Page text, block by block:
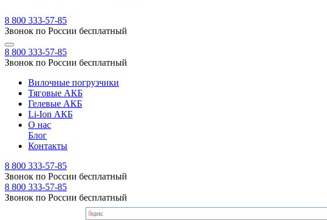
8 800 333-57-85
Звонок по России бесплатный
8 800 333-57-85
Звонок по России бесплатный
Вилочные погрузчики
Тяговые АКБ
Гелевые АКБ
Li-Ion АКБ
О нас
Блог
Контакты
8 800 333-57-85
Звонок по России бесплатный
8 800 333-57-85
Звонок по России бесплатный